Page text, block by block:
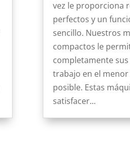
vez le proporciona
perfectos y un
sencillo. Nuestros
compactos le
completamente sus
trabajo en el menor
posible. Estas
satisfacer...